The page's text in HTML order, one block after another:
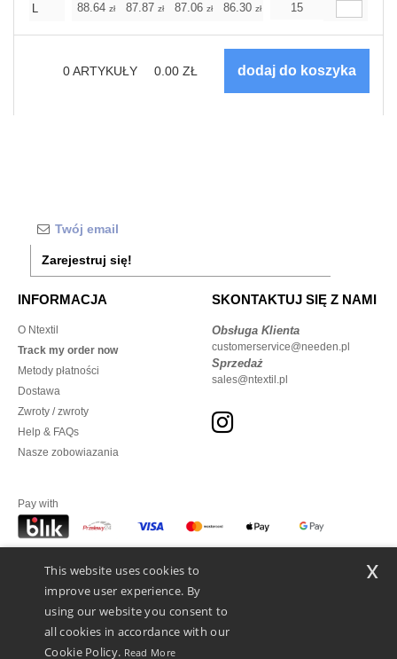
L
88.64 zł 87.87 zł 87.06 zł 86.30 zł 85.53
15
0ARTYKUŁY 0.00 ZŁ
Zarejestruj się!
INFORMACJA
O Ntextil
Track my order now
Metody płatności
Dostawa
Zwroty / zwroty
Help & FAQs
Nasze zobowiazania
SKONTAKTUJ SIĘ Z NAMI
Obsługa Klienta
customerservice@needen.pl
Sprzedaż
sales@ntextil.pl
Pay with
We ship with
This website uses cookies to
improve user experience. By
using our website you consent to
all cookies in accordance with our
Cookie Policy. Read More
x